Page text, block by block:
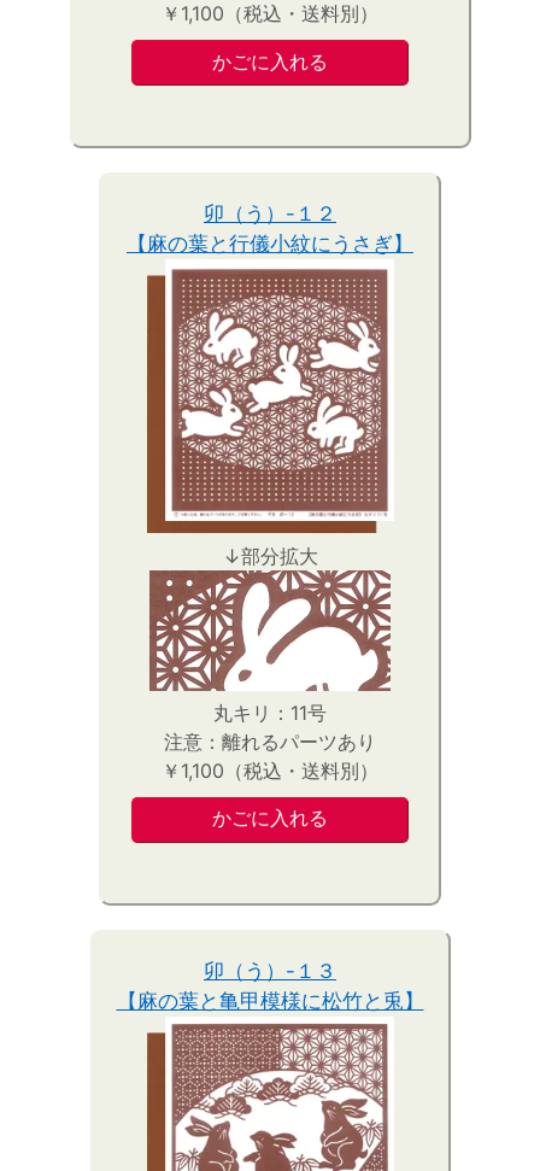
￥1,100（税込・送料別）
卯（う）-１２
【麻の葉と行儀小紋にうさぎ】
↓部分拡大
丸キリ：11号
注意：離れるパーツあり
￥1,100（税込・送料別）
卯（う）-１３
【麻の葉と亀甲模様に松竹と兎】